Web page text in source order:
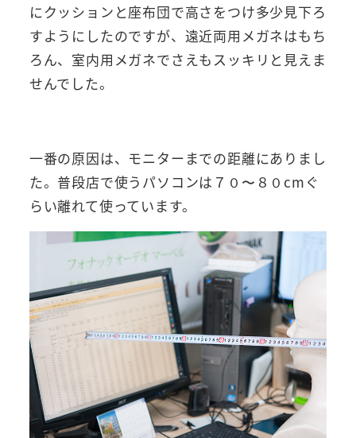
にクッションと座布団で高さをつけ多少見下ろ
すようにしたのですが、遠近両用メガネはもち
ろん、室内用メガネでさえもスッキリと見えま
せんでした。
一番の原因は、モニターまでの距離にありまし
た。普段店で使うパソコンは７０〜８０cmぐ
らい離れて使っています。